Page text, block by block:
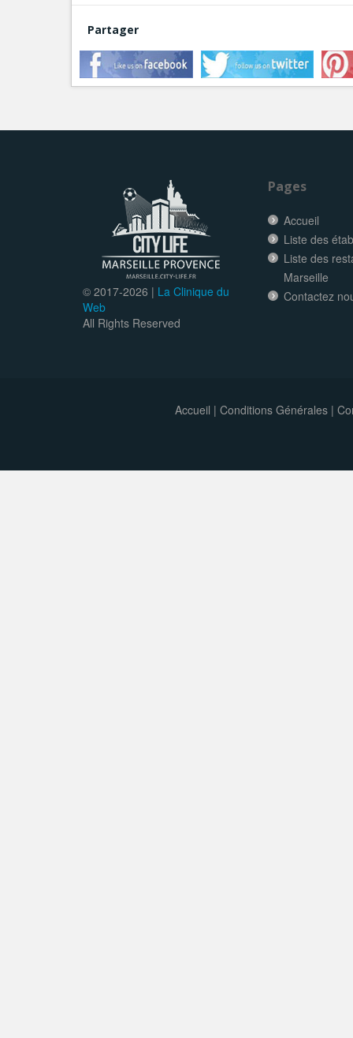
Partager
© 2017-2026 | La Clinique du
Web
All Rights Reserved
Pages
Accueil
Liste des
Liste des
Marseille
Contactez
Accueil | Conditions Générales|